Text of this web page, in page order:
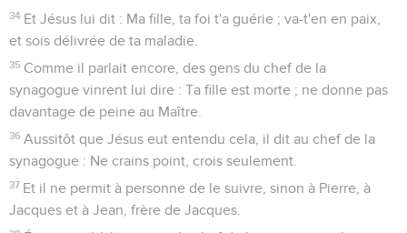
34 Et Jésus lui dit : Ma fille, ta foi t'a guérie ; va-t'en en paix,
et sois délivrée de ta maladie.
35 Comme il parlait encore, des gens du chef de la
synagogue vinrent lui dire : Ta fille est morte ; ne donne pas
davantage de peine au Maître.
36 Aussitôt que Jésus eut entendu cela, il dit au chef de la
synagogue : Ne crains point, crois seulement.
37 Et il ne permit à personne de le suivre, sinon à Pierre, à
Jacques et à Jean, frère de Jacques.